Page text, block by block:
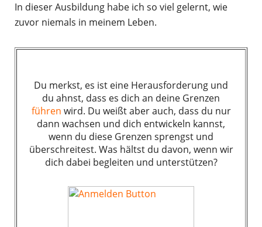
In dieser Ausbildung habe ich so viel gelernt, wie
zuvor niemals in meinem Leben.
Du merkst, es ist eine Herausforderung und
du ahnst, dass es dich an deine Grenzen
führen wird. Du weißt aber auch, dass du nur
dann wachsen und dich entwickeln kannst,
wenn du diese Grenzen sprengst und
überschreitest. Was hältst du davon, wenn wir
dich dabei begleiten und unterstützen?